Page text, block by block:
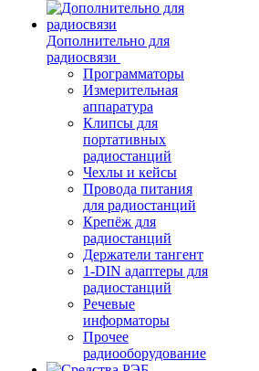
Дополнительно для
радиосвязи
Программаторы
Измерительная
аппаратура
Клипсы для
портативных
радиостанций
Чехлы и кейсы
Провода питания
для радиостанций
Крепёж для
радиостанций
Держатели тангент
1-DIN адаптеры для
радиостанций
Речевые
информаторы
Прочее
радиооборудование